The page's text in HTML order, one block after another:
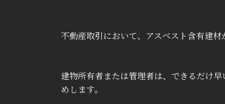
不動産取引において、アスベスト含有建
建物所有者または管理者は、できるだけ
めします。